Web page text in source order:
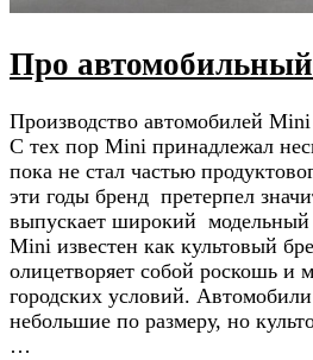
Про
Производство автомобилей Mini
С тех пор Mini принадлежал
пока не стал частью
эти годы бренд претерпел
выпускает широкий
Mini известен как культовый
олицетворяет собой роскошь и
городских условий. Автомобили
небольшие по размеру, но
…